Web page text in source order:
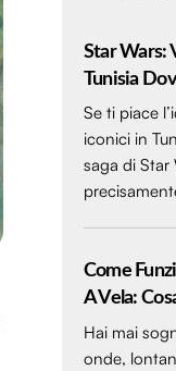
Star Wars:
Tunisia
Se ti piace
iconici in
saga di Star
Come
A Vela:
Hai mai
onde,